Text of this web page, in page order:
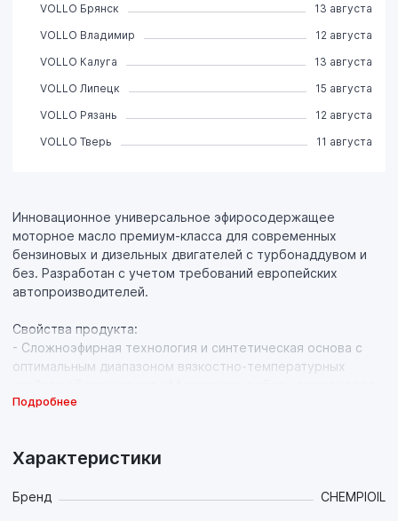
Инновационное универсальное эфиросодержащее
моторное масло премиум-класса для современных
бензиновых и дизельных двигателей с турбонаддувом и
без. Разработан с учетом требований европейских
автопроизводителей.
Свойства продукта:
- Сложноэфирная технология и синтетическая основа с
оптимальным диапазоном вязкостно-температурных
всех режимах работы (при холодном пуске, в городском
- Синтетическая эфиросодержащая основа в сочетании с
мощности двигателя на протяжении всего интервала
Подробнее
Характеристики
Бренд CHEMPIOIL
VOLLO Брянск
13 августа
VOLLO Владимир
12 августа
VOLLO Калуга
13 августа
VOLLO Липецк
15 августа
VOLLO Рязань
12 августа
VOLLO Тверь
11 августа